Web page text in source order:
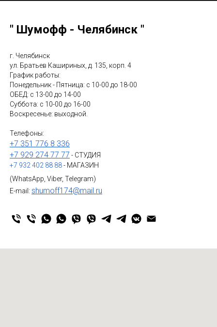
" Шумофф - Челябинск "
г. Челябинск
ул. Братьев Кашириных, д. 135, корп. 4
График работы:
Понедельник - Пятница: с 10-00 до 18-00
ОБЕД: с 13-00 до 14-00
Суббота: с 10-00 до 16-00
Воскресенье: выходной.
Телефоны:
+7 351 776 8 336
+7 929 274 77 77 - СТУДИЯ
+7 932 402 88 88- МАГАЗИН
(WhatsApp, Viber, Telegram)
E-mail: shumoff174@mail.ru